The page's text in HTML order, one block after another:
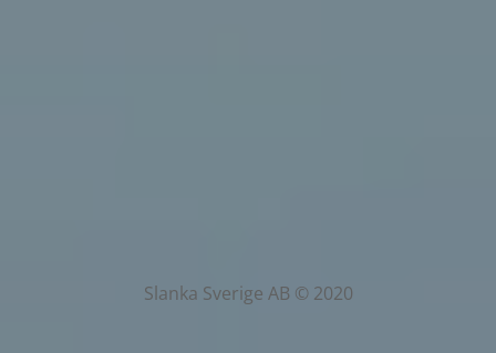
Slanka Sverige AB © 2020